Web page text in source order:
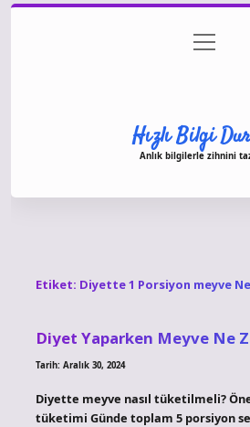
Gizlilik Politikası
menüyü
aç
Hızlı Bilgi
Anlık bilgilerle zihnini
Etiket: Diyette 1 Porsiyon meyve
Diyet Yaparken Meyve Ne
Tarih: Aralık 30, 2024
Diyette meyve nasıl tüketilmeli?
tüketimi Günde toplam 5 porsiyon